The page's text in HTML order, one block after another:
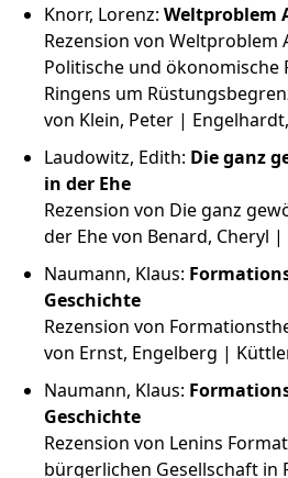
Knorr, Lorenz: Weltproblem
Rezension von Weltproblem
Politische und ökonomische
Ringens um
von Klein, Peter |
Laudowitz, Edith: Die ganz
in der Ehe
Rezension von Die ganz
der Ehe von Benard, Cheryl |
Naumann, Klaus:
Geschichte
Rezension von
von Ernst, Engelberg |
Naumann, Klaus:
Geschichte
Rezension von Lenins
bürgerlichen Gesellschaft in